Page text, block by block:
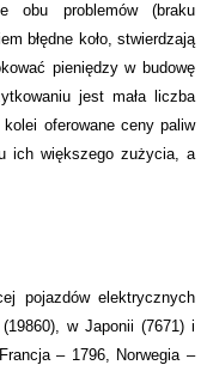
obu problemów (braku
błędne koło, stwierdzają
pieniędzy w budowę
jest mała liczba
oferowane ceny paliw
ich większego zużycia, a
pojazdów elektrycznych
w Japonii (7671) i
– 1796, Norwegia –